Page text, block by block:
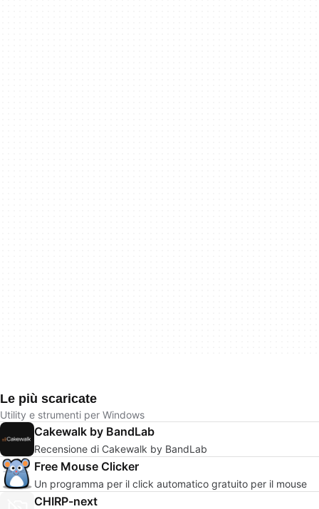
Le più scaricate
Utility e strumenti per Windows
Cakewalk by BandLab
Recensione di Cakewalk by BandLab
Free Mouse Clicker
Un programma per il click automatico gratuito per il mouse
CHIRP-next